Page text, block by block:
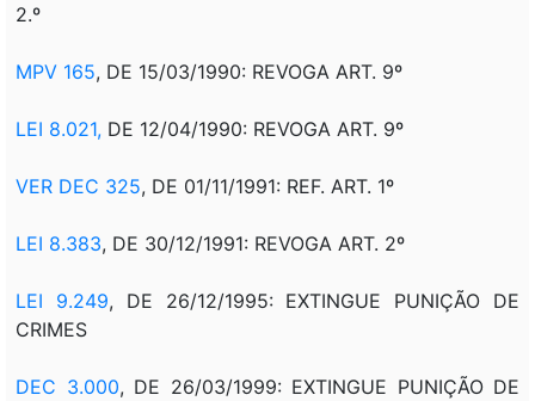
2.º
MPV 165, DE 15/03/1990: REVOGA ART. 9º
LEI 8.021, DE 12/04/1990: REVOGA ART. 9º
VER DEC 325, DE 01/11/1991: REF. ART. 1º
LEI 8.383, DE 30/12/1991: REVOGA ART. 2º
LEI 9.249, DE 26/12/1995: EXTINGUE PUNIÇÃO DE
CRIMES
DEC 3.000, DE 26/03/1999: EXTINGUE PUNIÇÃO DE